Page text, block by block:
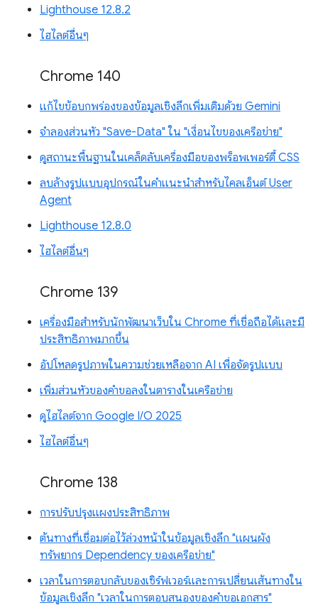
Lighthouse 12.8.2
ไฮไลต์อื่นๆ
Chrome 140
แก้ไขข้อบกพร่องของข้อมูลเชิงลึกเพิ่มเติมด้วย Gemini
จำลองส่วนหัว "Save-Data" ใน "เงื่อนไขของเครือข่าย"
ดูสถานะพื้นฐานในเคล็ดลับเครื่องมือของพร็อพเพอร์ตี้ CSS
ลบล้างรูปแบบอุปกรณ์ในคำแนะนำสำหรับไคลเอ็นต์ User
Agent
Lighthouse 12.8.0
ไฮไลต์อื่นๆ
Chrome 139
เครื่องมือสำหรับนักพัฒนาเว็บใน Chrome ที่เชื่อถือได้และมี
ประสิทธิภาพมากขึ้น
อัปโหลดรูปภาพในความช่วยเหลือจาก AI เพื่อจัดรูปแบบ
เพิ่มส่วนหัวของคำขอลงในตารางในเครือข่าย
ดูไฮไลต์จาก Google I/O 2025
ไฮไลต์อื่นๆ
Chrome 138
การปรับปรุงแผงประสิทธิภาพ
ต้นทางที่เชื่อมต่อไว้ล่วงหน้าในข้อมูลเชิงลึก "แผนผัง
ทรัพยากร Dependency ของเครือข่าย"
เวลาในการตอบกลับของเซิร์ฟเวอร์และการเปลี่ยนเส้นทางใน
ข้อมูลเชิงลึก "เวลาในการตอบสนองของคำขอเอกสาร"